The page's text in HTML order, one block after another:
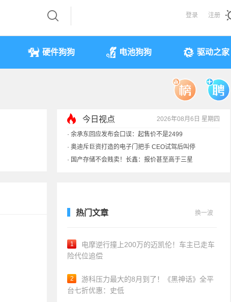
登录 注册
硬件狗狗 电池狗狗 驱动之家
今日视点 2026年08月6日 星期四
· 余承东回应发布会口误：起售价不是2499
· 奥迪斥巨资打造的电子门把手 CEO试驾后叫停
· 国产存储不会贱卖！长鑫：报价甚至高于三星
热门文章 换一波
1
电摩逆行撞上200万的迈凯伦！车主已走车
险代位追偿
2
游科压力最大的8月到了！《黑神话》全平
台七折优惠：史低